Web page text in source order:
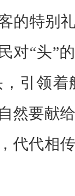
的特别
对“头”
引领
然要献
代代相